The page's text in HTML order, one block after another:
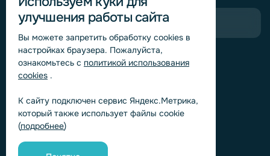
Горячая линия комплаенс
Обработка персональных данных
Политика обработки файлов cookie
Согласие на обработку персональных данных
«Яндекс.Метрика»
Согласие на обработку персональных данных для
Пригласить в тендер
улучшения работы сайта
Вы можете запретить обработку сookies в
настройках браузера. Пожалуйста,
ознакомьтесь с политикой использования
cookies .
К сайту подключен сервис Яндекс.Метрика,
который также использует файлы cookie
(подробнее)